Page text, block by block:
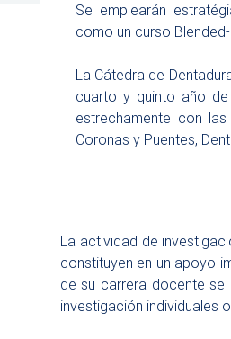
Se emplearán
como un curso
·
La Cátedra de
cuarto y quinto año
estrechamente con las
Coronas y Puentes,
La actividad de
constituyen en un apoyo
de su carrera docente se
investigación individuales